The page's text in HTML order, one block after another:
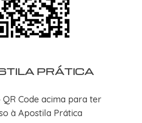
PRÁTICA
QR Code acima para ter
à Apostila Prática